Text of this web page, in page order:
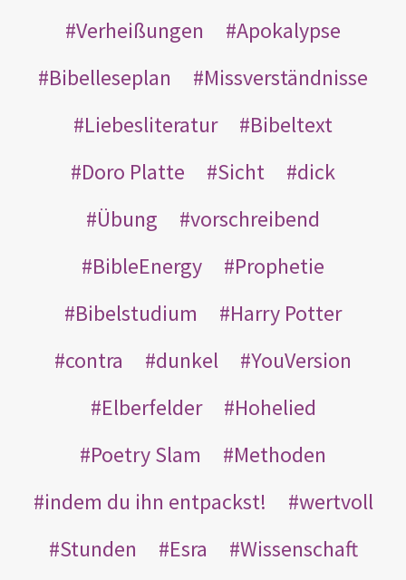
Verheißungen
Apokalypse
Bibelleseplan
Missverständnisse
Liebesliteratur
Bibeltext
Doro Platte
Sicht
dick
Übung
vorschreibend
BibleEnergy
Prophetie
Bibelstudium
Harry Potter
contra
dunkel
YouVersion
Elberfelder
Hohelied
Poetry Slam
Methoden
indem du ihn entpackst!
wertvoll
Stunden
Esra
Wissenschaft